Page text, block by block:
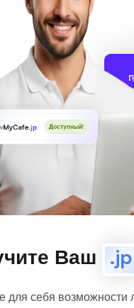
MyCafe.jp Доступный!
Ваш .jp
для себя возможности